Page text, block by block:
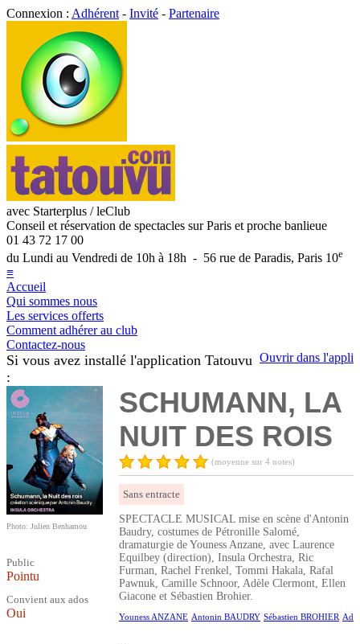
Connexion : Adhérent - Invité - Partenaire
avec Starterplus / leClub
Conseil et réservation de spectacles sur Paris et proche banlieue
01 43 72 17 00
du Lundi au Vendredi de 10h à 18h - 56 rue de Paradis, Paris 10e
≡
Accueil
Qui sommes nous
Les services offerts
Comment adhérer au club
Contactez-nous
Ouvrir dans l'appli
Si vous avez installé l'application Tatouvu
:
Photo: Julien Benhamou
Public
Pointu
Convient aux ados
Oui
SCHUMANN, LA
NUIT DES ROIS
(moyenne sur 4 notes)
Sans entracte
SPECTACLE MUSICAL mise en scène d'Antonin
Baudry, costumes de Pétronille Salomé,
dramaturgie de Youness Anzane, avec Laurence
Equilbey (direction), Insula Orchestra, Ric
Furman, Rachel Frenkel, Tommi Hakala, Rafal
Pawnuk, Camille Schnoor, Adèle Clermont, Ellen
Giacone et Sébastien Brohier.
Youness ANZANE Antonin BAUDRY Sébastien BROHIER